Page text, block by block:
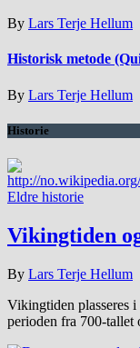
By Lars Terje Hellum
Historisk metode
By Lars Terje Hellum
Historie
Eldre historie
Vikingtiden
By Lars Terje Hellum
Vikingtiden plasseres
perioden fra 700-